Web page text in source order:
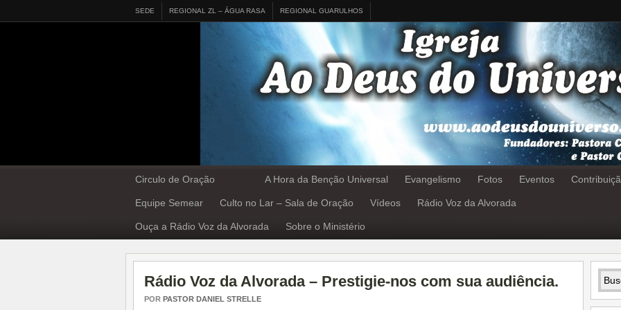
SEDE REGIONAL ZL – ÁGUA RASA REGIONAL GUARULHOS
Circulo de Oração A Hora da Benção Universal Evangelismo Fotos Eventos
Equipe Semear Culto no Lar – Sala de Oração Vídeos Rádio Voz da Alvorada
Ouça a Rádio Voz da Alvorada Sobre o Ministério
Rádio Voz da Alvorada – Prestigie-nos com sua audiência.
POR PASTOR DANIEL STRELLE